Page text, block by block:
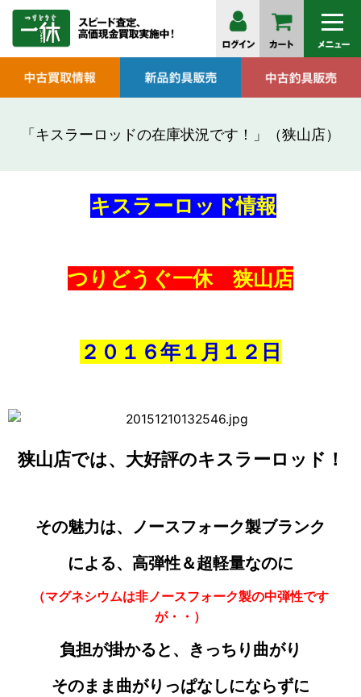
「キスラーロッドの在庫状況です！」（狭山店）
キスラーロッド情報
つりどうぐ一休 狭山店
２０１６年１月１２日
狭山店では、大好評のキスラーロッド！
その魅力は、ノースフォーク製ブランク
による、高弾性＆超軽量なのに
（マグネシウムは非ノースフォーク製の中弾性です
が・・）
負担が掛かると、きっちり曲がり
そのまま曲がりっぱなしにならずに